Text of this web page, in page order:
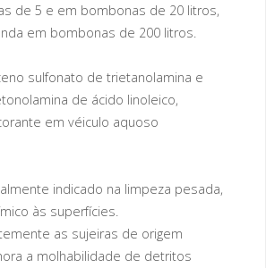
de 5 e em bombonas de 20 litros,
em bombonas de 200 litros.
sulfonato de trietanolamina e
de ácido linoleico,
em véiculo aquoso
indicado na limpeza pesada,
às superfícies.
as sujeiras de origem
a molhabilidade de detritos